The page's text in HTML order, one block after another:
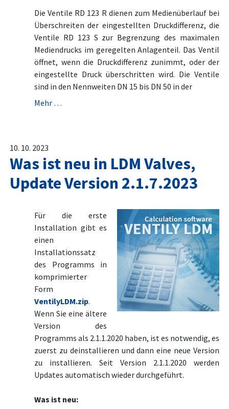
Die Ventile RD 123 R dienen zum Medienüberlauf bei
Überschreiten der eingestellten Druckdifferenz, die
Ventile RD 123 S zur Begrenzung des maximalen
Mediendrucks im geregelten Anlagenteil. Das Ventil
öffnet, wenn die Druckdifferenz zunimmt, oder der
eingestellte Druck überschritten wird. Die Ventile
sind in den Nennweiten DN 15 bis DN 50 in der
Mehr …
10. 10. 2023
Was ist neu in LDM Valves,
Update Version 2.1.7.2023
Für die erste
Installation gibt es
einen
Installationssatz
des Programms in
komprimierter
Form
VentilyLDM.zip.
Wenn Sie eine ältere
Version des
Programms als 2.1.1.2020 haben, ist es notwendig, es
zuerst zu deinstallieren und dann eine neue Version
zu installieren. Seit Version 2.1.1.2020 werden
Updates automatisch wieder durchgeführt.
Was ist neu: